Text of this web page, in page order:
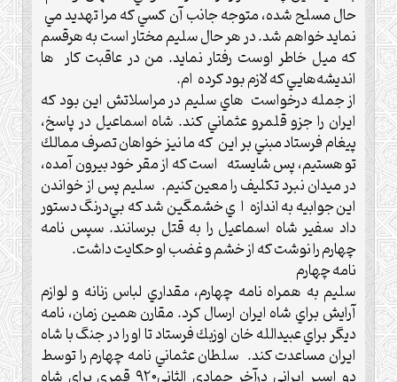
حال مسلح شده، متوجه جانب آن كسي كه مرا تهديد مي
نمايد خواهم شد.‌ در هر حال سليم مختار است به هرقسم
كه ميل خاطر اوست رفتار نمايد.‌ من در عاقبت كار ها
انديشه‌هایي كه لازم بود كرده ام.
از جمله درخواست هاي سليم در مراسلاتش اين بود كه
ايران را جزو قلمرو عثماني كند.‌ شاه اسماعيل در پاسخ،
پيغام فرستاد مبني بر اين كه ما نيز خواهان تصرف ممالك
تو هستیم، پس شايسته است كه از مقر خود بيرون آمده،
در ميدان نبرد تكليف را معين كنيم. سليم پس از خواندن
اين جوابيه به اندازه ا ي خشمگين شد كه بي‌درنگ دستور
داد سفير شاه اسماعيل را به قتل برسانند.‌ سپس نامه
چهارم را نوشت كه از خشم و غضب او حكايت داشت.‌
نامه چهارم
سلیم به همراه نامه چهارم، مقداري لباس زنانه و لوازم
آرايش براي شاه ايران ارسال كرد.‌ مقارن همين زمان، نامه
ديگر براي عبيدالله خان اوزبك فرستاد تا او را در جنگ با شاه
ايران مساعدت كند.‌ سلطان عثماني نامه چهارم را توسط